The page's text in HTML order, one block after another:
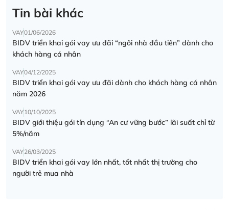
Tin bài khác
VAY01/06/2026
BIDV triển khai gói vay ưu đãi “ngôi nhà đầu tiên” dành cho
khách hàng cá nhân
VAY04/12/2025
BIDV triển khai gói vay ưu đãi dành cho khách hàng cá nhân
năm 2026
VAY10/10/2025
BIDV giới thiệu gói tín dụng “An cư vững bước” lãi suất chỉ từ
5%/năm
VAY26/03/2025
BIDV triển khai gói vay lớn nhất, tốt nhất thị trường cho
người trẻ mua nhà